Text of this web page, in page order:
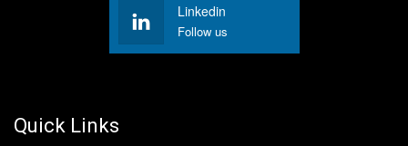
Linkedin
Follow us
Quick Links